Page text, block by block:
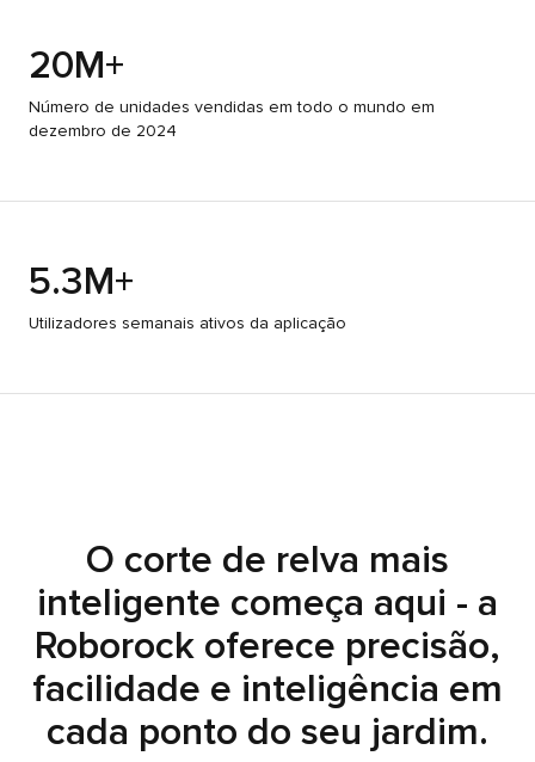
20M+
Número de unidades vendidas em todo o mundo em
dezembro de 2024
5.3M+
Utilizadores semanais ativos da aplicação
O corte de relva mais
inteligente começa aqui - a
Roborock oferece precisão,
facilidade e inteligência em
cada ponto do seu jardim.
O corte de relva mais
inteligente começa aqui - a
Roborock oferece precisão,
facilidade e inteligência em
cada ponto do seu jardim.